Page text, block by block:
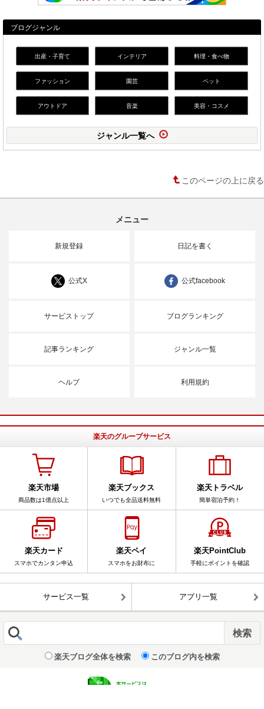
ブログジャンル
出産・子育て インテリア 料理・食べ物
ファッション 園芸 ペット
アウトドア 音楽 美容・コスメ
ジャンル一覧へ
このページの上に戻る
メニュー
新規登録 日記を書く
公式X 公式facebook
サービストップ ブログランキング
記事ランキング ジャンル一覧
ヘルプ 利用規約
楽天のグループサービス
楽天市場
商品数は1億点以上
楽天ブックス
いつでも全品送料無料
楽天トラベル
簡単宿泊予約！
楽天カード
スマホでカンタン申込
楽天ペイ
スマホをお財布に
楽天PointClub
手軽にポイントを確認
サービス一覧 アプリ一覧
楽天ブログ全体を検索 このブログ内を検索